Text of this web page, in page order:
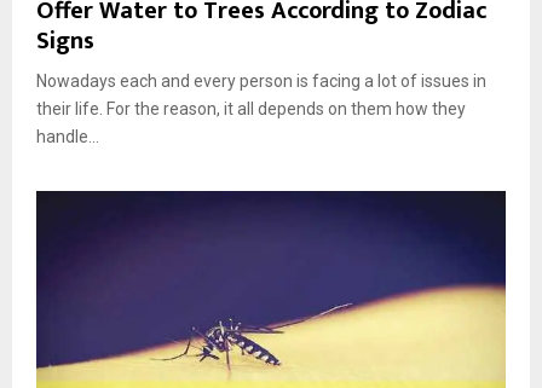
Offer Water to Trees According to Zodiac
Signs
Nowadays each and every person is facing a lot of issues in
their life. For the reason, it all depends on them how they
handle...